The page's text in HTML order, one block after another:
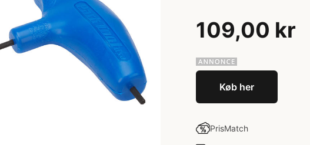
109,00 kr
Køb her
PrisMatch